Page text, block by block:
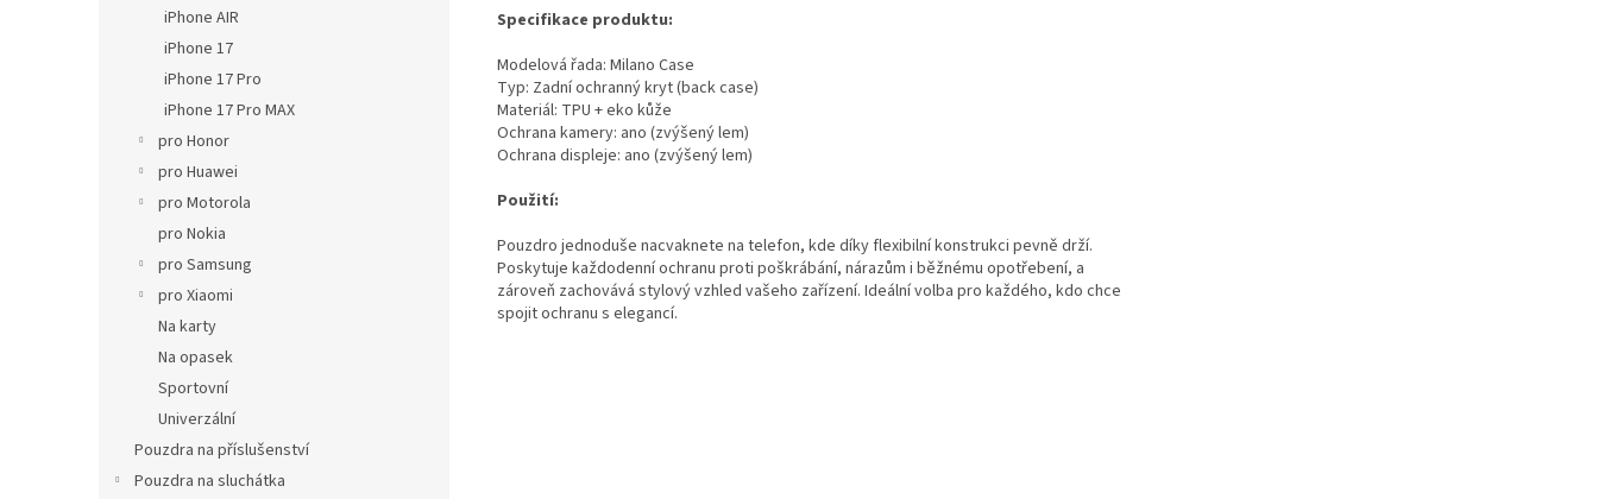
iPhone AIR
iPhone 17
iPhone 17 Pro
iPhone 17 Pro MAX
pro Honor
pro Huawei
pro Motorola
pro Nokia
pro Samsung
pro Xiaomi
Na karty
Na opasek
Sportovní
Univerzální
Pouzdra na příslušenství
Pouzdra na sluchátka
Specifikace produktu:
Modelová řada: Milano Case
Typ: Zadní ochranný kryt (back case)
Materiál: TPU + eko kůže
Ochrana kamery: ano (zvýšený lem)
Ochrana displeje: ano (zvýšený lem)
Použití:
Pouzdro jednoduše nacvaknete na telefon, kde díky flexibilní konstrukci pevně drží.
Poskytuje každodenní ochranu proti poškrábání, nárazům i běžnému opotřebení, a
zároveň zachovává stylový vzhled vašeho zařízení. Ideální volba pro každého, kdo chce
spojit ochranu s elegancí.